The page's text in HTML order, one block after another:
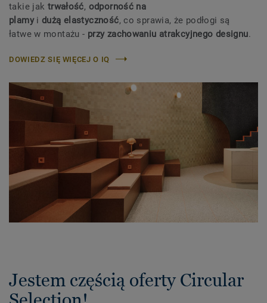
takie jak trwałość, odporność na
plamyi dużą elastyczność, co sprawia, że podłogi są
łatwe w montażu - przy zachowaniu atrakcyjnego designu.
DOWIEDZ SIĘ WIĘCEJ O IQ
Jestem częścią oferty Circular